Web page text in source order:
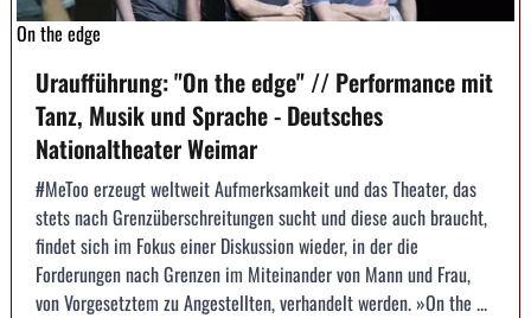
On the edge
Uraufführung: "On the edge" // Performance mit
Tanz, Musik und Sprache - Deutsches
Nationaltheater Weimar
#MeToo erzeugt weltweit Aufmerksamkeit und das Theater, das
stets nach Grenzüberschreitungen sucht und diese auch braucht,
findet sich im Fokus einer Diskussion wieder, in der die
Forderungen nach Grenzen im Miteinander von Mann und Frau,
von Vorgesetztem zu Angestellten, verhandelt werden. »On the ...